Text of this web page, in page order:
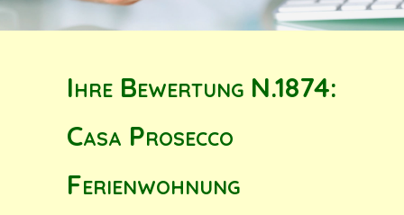
Ihre Bewertung N.1874:
Casa Prosecco
Ferienwohnung